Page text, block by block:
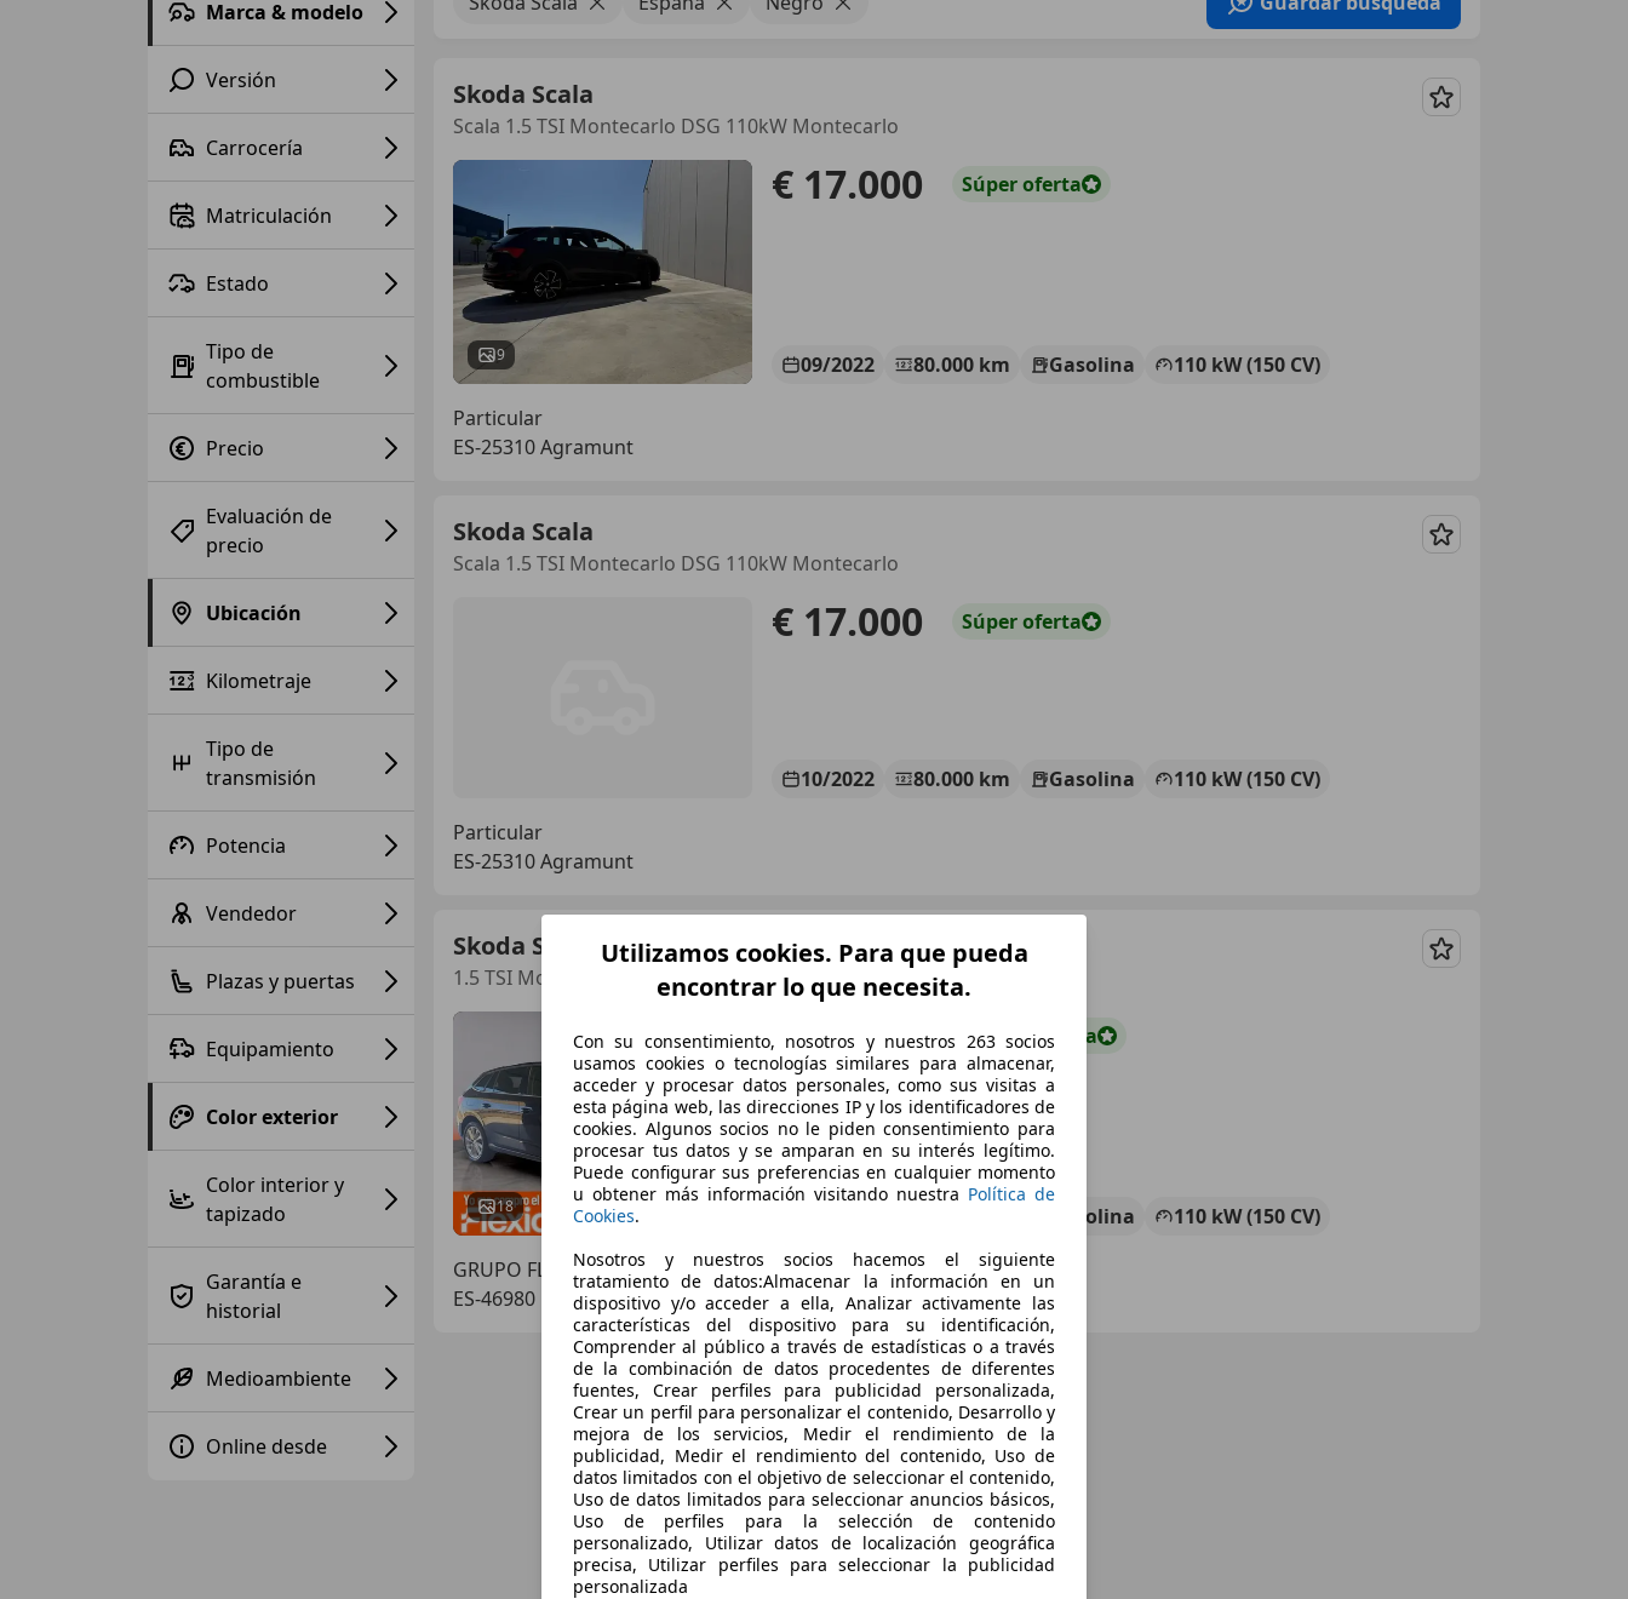
Marca & modelo
Versión
Carrocería
Matriculación
Estado
Tipo de
combustible
Precio
Evaluación de
precio
Ubicación
Kilometraje
Tipo de
transmisión
Potencia
Vendedor
Plazas y puertas
Equipamiento
Color exterior
Color interior y
tapizado
Garantía e
historial
Medioambiente
Online desde
Skoda Scala
Scala 1.5 TSI Montecarlo DSG 110kW Montecarlo
Guardar
9
€ 17.000 Súperoferta
09/2022 80.000 km Gasolina
110 kW (150 CV)
Particular
ES-25310 Agramunt
Skoda Scala
Scala 1.5 TSI Montecarlo DSG 110kW Montecarlo
Guardar
€ 17.000 Súperoferta
10/2022 80.000 km Gasolina
110 kW (150 CV)
Particular
ES-25310 Agramunt
Skoda Scala
1.5 TSI Montecarlo 110kW
Guardar
18
€ 13.890 Súper oferta
Gasolina
110 kW (150 CV)
GRUPO FLEXICAR VALENCIA.
ES-46980 PATERNA
Utilizamos cookies. Para que pueda
encontrar lo que necesita.
Con su consentimiento, nosotros y nuestros 263 socios
usamos cookies o tecnologías similares para almacenar,
acceder y procesar datos personales, como sus visitas a
esta página web, las direcciones IP y los identificadores de
cookies. Algunos socios no le piden consentimiento para
procesar tus datos y se amparan en su interés legítimo.
Puede configurar sus preferencias en cualquier momento
u obtener más información visitando nuestra Política de
Cookies.
Nosotros y nuestros socios hacemos el siguiente
tratamiento de datos:Almacenar la información en un
dispositivo y/o acceder a ella, Analizar activamente las
características del dispositivo para su identificación,
Comprender al público a través de estadísticas o a través
de la combinación de datos procedentes de diferentes
fuentes, Crear perfiles para publicidad personalizada,
Crear un perfil para personalizar el contenido, Desarrollo y
mejora de los servicios, Medir el rendimiento de la
publicidad, Medir el rendimiento del contenido, Uso de
datos limitados con el objetivo de seleccionar el contenido,
Uso de datos limitados para seleccionar anuncios básicos,
Uso de perfiles para la selección de contenido
personalizado, Utilizar datos de localización geográfica
precisa, Utilizar perfiles para seleccionar la publicidad
personalizada